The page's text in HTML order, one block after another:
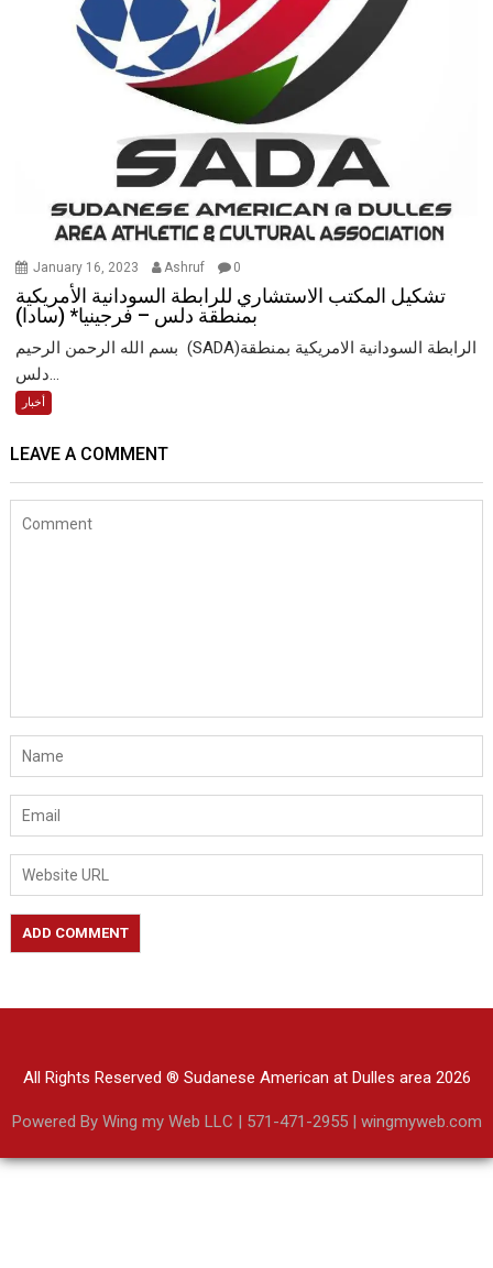
January 16, 2023 Ashruf 0
تشكيل المكتب الاستشاري للرابطة السودانية الأمريكية
بمنطقة دلس – فرجينيا* (سادا)
بسم الله الرحمن الرحيم (SADA)الرابطة السودانية الامريكية بمنطقة
دلس...
أخبار
LEAVE A COMMENT
All Rights Reserved ® Sudanese American at Dulles area 2026
Powered By Wing my Web LLC | 571-471-2955 | wingmyweb.com